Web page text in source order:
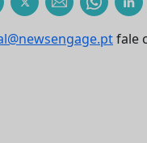
fale